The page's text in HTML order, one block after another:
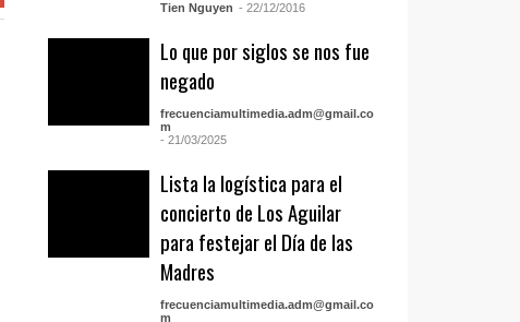
Tien Nguyen - 22/12/2016
Lo que por siglos se nos fue
negado
frecuenciamultimedia.adm@gmail.co
m
- 21/03/2025
Lista la logística para el
concierto de Los Aguilar
para festejar el Día de las
Madres
frecuenciamultimedia.adm@gmail.co
m